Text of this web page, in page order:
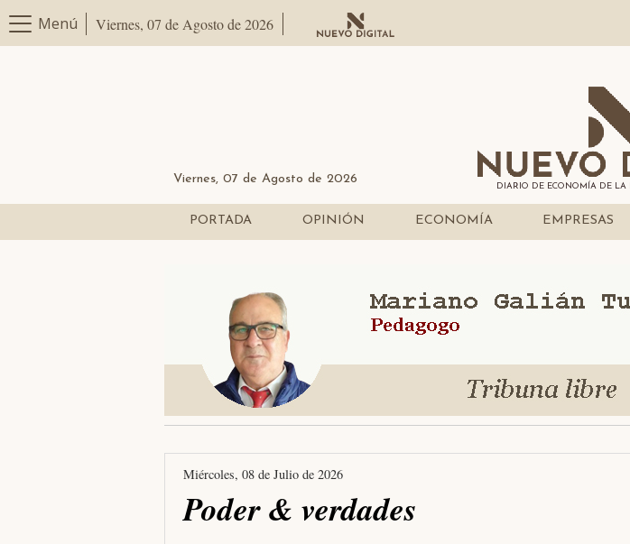
Menú Viernes, 07 de Agosto de 2026
Viernes, 07 de Agosto de 2026
DIARIO DE ECONOMÍA DE LA
PORTADA OPINIÓN ECONOMÍA EMPRESAS
Miércoles, 08 de Julio de 2026
Poder & verdades